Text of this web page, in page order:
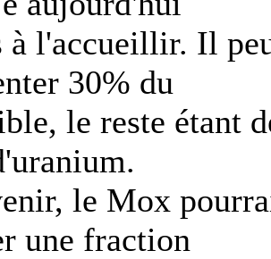
à l'accueillir. Il
30% du
le reste étant
le Mox
une fraction